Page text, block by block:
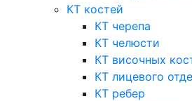
КТ костей
КТ черепа
КТ челюсти
КТ височных
КТ лицевого
КТ ребер